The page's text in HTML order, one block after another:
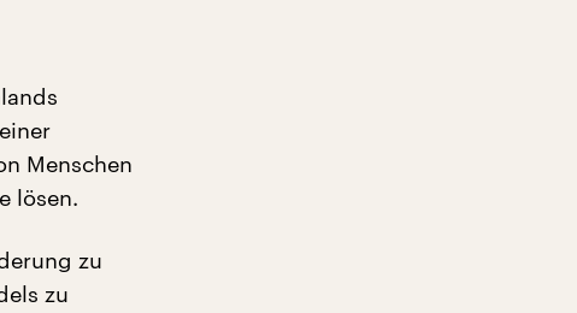
Menschen
lösen.
zu
zu